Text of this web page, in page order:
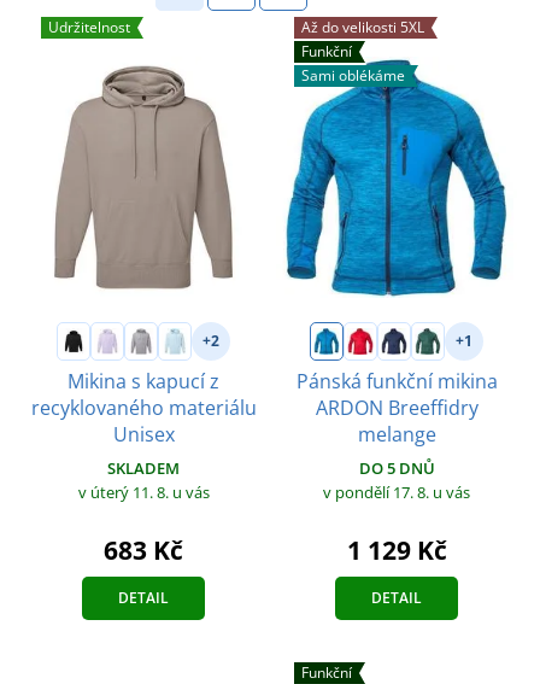
Udržitelnost
+2
Mikina s kapucí z
recyklovaného materiálu
Unisex
SKLADEM
v úterý 11. 8. u vás
683 Kč
DETAIL
Až do velikosti 5XL
Funkční
Sami oblékáme
+1
Pánská funkční mikina
ARDON Breeffidry
melange
DO 5 DNŮ
v pondělí 17. 8. u vás
1 129 Kč
DETAIL
Funkční